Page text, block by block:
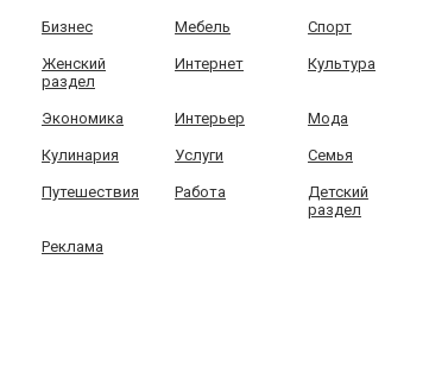
Бизнес Мебель Спорт
Женский
раздел
Интернет Культура
Экономика Интерьер Мода
Кулинария Услуги Семья
Путешествия Работа
Детский
раздел
Реклама